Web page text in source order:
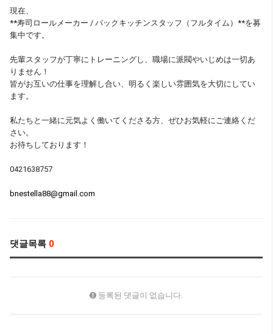
現在、
**寿司ロールメーカー / バックキッチンスタッフ（フルタイム）**を募
集中です。
先輩スタッフが丁寧にトレーニングし、職場に派閥やいじめは一切あ
りません！
皆がお互いの仕事を理解し合い、明るく楽しい雰囲気を大切にしてい
ます。
私たちと一緒に元気よく働いてくださる方、ぜひお気軽にご連絡くだ
さい。
お待ちしております！
0421638757
bnestella88@gmail.com
댓글목록 0
등록된 댓글이 없습니다.